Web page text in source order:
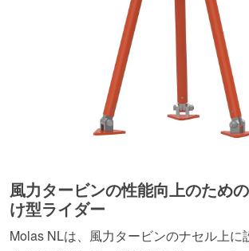
風力タービンの性能向上のため
け型ライダー
Molas NLは、風力タービンのナセル上に